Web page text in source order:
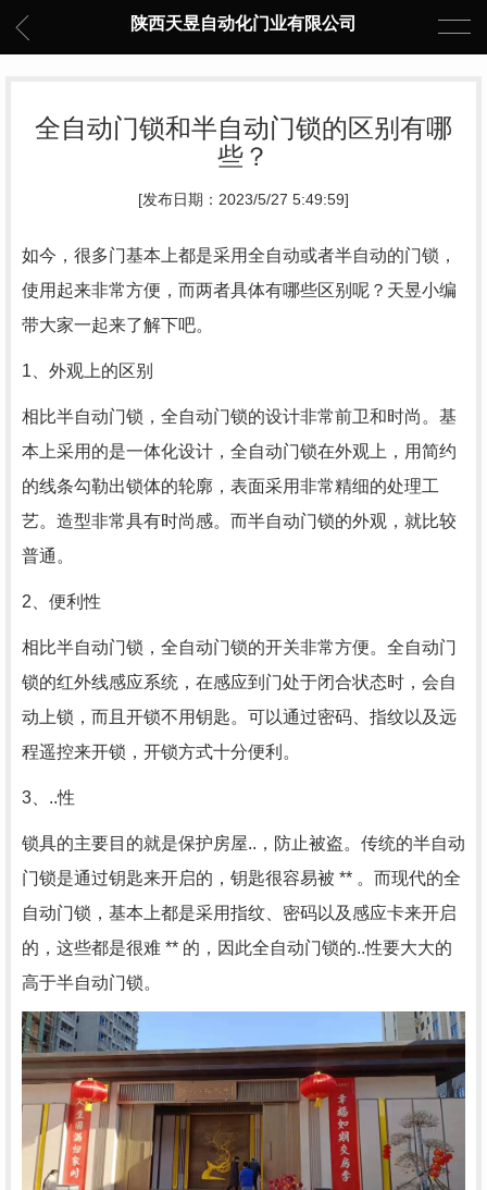
陕西天昱自动化门业有限公司
全自动门锁和半自动门锁的区别有哪
些？
[发布日期：2023/5/27 5:49:59]
如今，很多门基本上都是采用全自动或者半自动的门锁，
使用起来非常方便，而两者具体有哪些区别呢？天昱小编
带大家一起来了解下吧。
1、外观上的区别
相比半自动门锁，全自动门锁的设计非常前卫和时尚。基
本上采用的是一体化设计，全自动门锁在外观上，用简约
的线条勾勒出锁体的轮廓，表面采用非常精细的处理工
艺。造型非常具有时尚感。而半自动门锁的外观，就比较
普通。
2、便利性
相比半自动门锁，全自动门锁的开关非常方便。全自动门
锁的红外线感应系统，在感应到门处于闭合状态时，会自
动上锁，而且开锁不用钥匙。可以通过密码、指纹以及远
程遥控来开锁，开锁方式十分便利。
3、..性
锁具的主要目的就是保护房屋..，防止被盗。传统的半自动
门锁是通过钥匙来开启的，钥匙很容易被 ** 。而现代的全
自动门锁，基本上都是采用指纹、密码以及感应卡来开启
的，这些都是很难 ** 的，因此全自动门锁的..性要大大的
高于半自动门锁。